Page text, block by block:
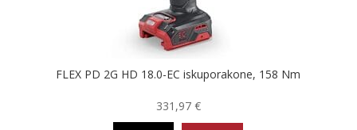
FLEX PD 2G HD 18.0-EC iskuporakone, 158 Nm
331,97 €